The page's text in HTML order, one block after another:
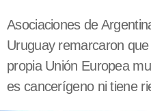
Asociaciones de
Uruguay remarcaron
propia Unión Europea
es cancerígeno ni tiene